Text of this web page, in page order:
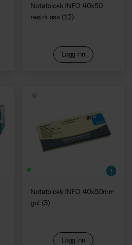
Notatblokk INFO 40x50
resirk ass (12)
Logg inn
Notatblokk INFO 40x50mm
gul (3)
Logg inn